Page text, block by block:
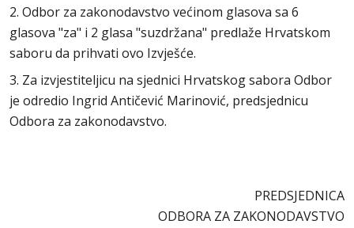
2. Odbor za zakonodavstvo većinom glasova sa 6
glasova "za" i 2 glasa "suzdržana" predlaže Hrvatskom
saboru da prihvati ovo Izvješće.
3. Za izvjestiteljicu na sjednici Hrvatskog sabora Odbor
je odredio Ingrid Antičević Marinović, predsjednicu
Odbora za zakonodavstvo.
PREDSJEDNICA
ODBORA ZA ZAKONODAVSTVO